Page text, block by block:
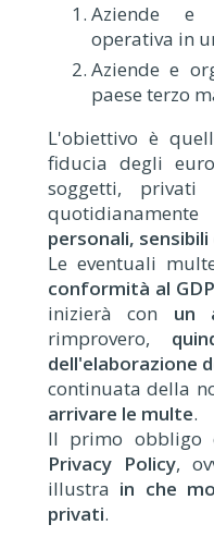
Aziende e
operativa in
Aziende e
paese terzo
L'obiettivo è
fiducia degli
soggetti,
personali,
Le eventuali
conformità al
inizierà con un
rimprovero,
dell'elaborazione
continuata della
arrivare le multe.
Il primo obbligo
Privacy Policy,
illustra in che
privati.